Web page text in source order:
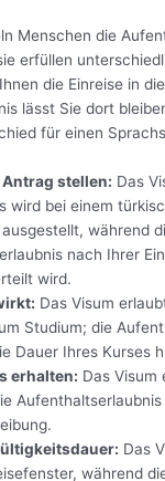
Menschen die
erfüllen
die Einreise in
lässt Sie dort
für einen
Antrag stellen: Das
wird bei einem
während
nach Ihrer
wird.
Das Visum
Studium; die
Dauer Ihres Kurses
erhalten: Das Visum
Das
während